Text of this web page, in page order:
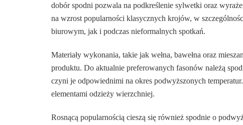
dobór spodni pozwala na podkreślenie sylwetki oraz
na wzrost popularności klasycznych krojów, w
biurowym, jak i podczas nieformalnych spotkań.
Materiały wykonania, takie jak wełna, bawełna oraz
produktu. Do aktualnie preferowanych fasonów należą
czyni je odpowiednimi na okres podwyższonych
elementami odzieży wierzchniej.
Rosnącą popularnością cieszą się również spodnie o